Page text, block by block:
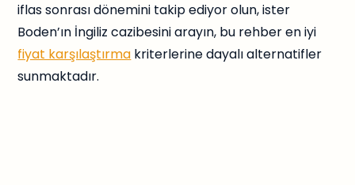
iflas sonrası dönemini takip ediyor olun, ister
Boden’ın İngiliz cazibesini arayın, bu rehber en iyi
fiyat karşılaştırma kriterlerine dayalı alternatifler
sunmaktadır.